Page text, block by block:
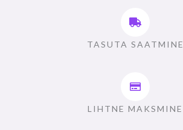
TASUTA SAATMINE
LIHTNE MAKSMINE